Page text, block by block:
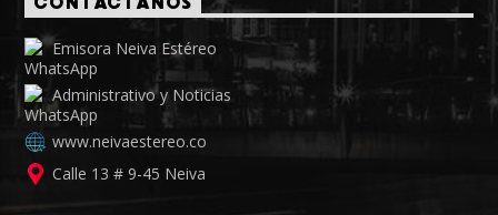
Emisora Neiva Estéreo
Administrativo y Noticias
www.neivaestereo.co
Calle 13 # 9-45 Neiva